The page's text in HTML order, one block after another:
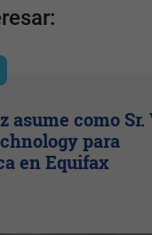
asume como Sr.
para
en Equifax